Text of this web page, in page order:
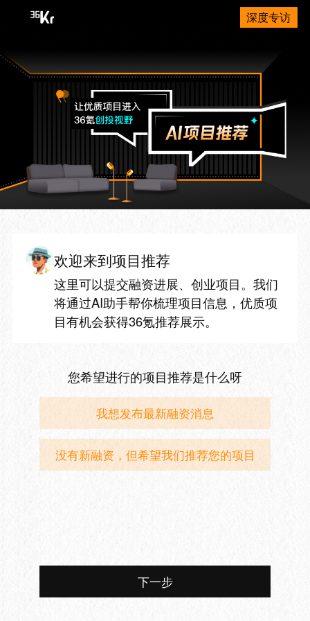
深度专访
欢迎来到项目推荐
这里可以提交融资进展、创业项目。我们
将通过AI助手帮你梳理项目信息，优质项
目有机会获得36氪推荐展示。
您希望进行的项目推荐是什么呀
我想发布最新融资消息
没有新融资，但希望我们推荐您的项目
下一步